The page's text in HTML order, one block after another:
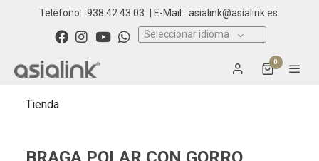
Teléfono: 938 42 43 03 | E-Mail: asialink@asialink.es
Seleccionar idioma
0
Tienda